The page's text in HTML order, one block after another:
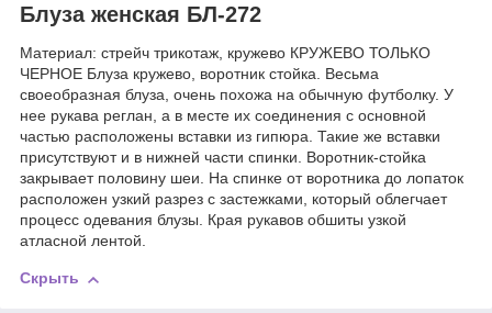
Блуза женская БЛ-272
Материал: стрейч трикотаж, кружево КРУЖЕВО ТОЛЬКО
ЧЕРНОЕ Блуза кружево, воротник стойка. Весьма
своеобразная блуза, очень похожа на обычную футболку. У
нее рукава реглан, а в месте их соединения с основной
частью расположены вставки из гипюра. Такие же вставки
присутствуют и в нижней части спинки. Воротник-стойка
закрывает половину шеи. На спинке от воротника до лопаток
расположен узкий разрез с застежками, который облегчает
процесс одевания блузы. Края рукавов обшиты узкой
атласной лентой.
Скрыть